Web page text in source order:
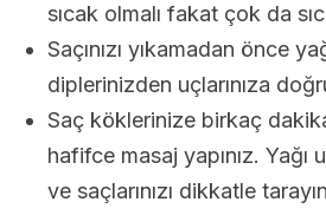
sıcak olmalı fakat çok da
Saçınızı yıkamadan önce
diplerinizden uçlarınıza
Saç köklerinize birkaç
hafifce masaj yapınız. Yağı
ve saçlarınızı dikkatle